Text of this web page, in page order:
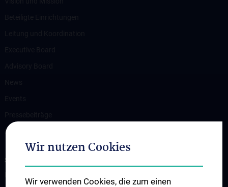
Kontakt
SUPPORT C³NMH!
Wir nutzen Cookies
Wir verwenden Cookies, die zum einen